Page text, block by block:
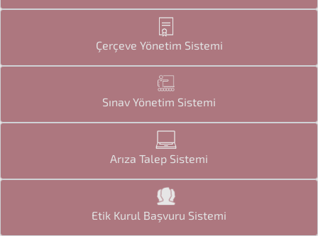
Çerçeve Yönetim Sistemi
Sınav Yönetim Sistemi
Arıza Talep Sistemi
Etik Kurul Başvuru Sistemi